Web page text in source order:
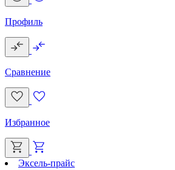
Профиль
Сравнение
Избранное
Эксель-прайс